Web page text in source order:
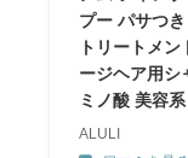
プー パサつ
トリートメ
ージヘア用シ
ミノ酸 美容
ALULI